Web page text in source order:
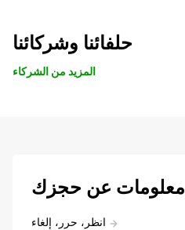
حلفائنا وشركائنا
المزيد من الشركاء
معلومات عن حجزك
انظر، حرر، إلغاء